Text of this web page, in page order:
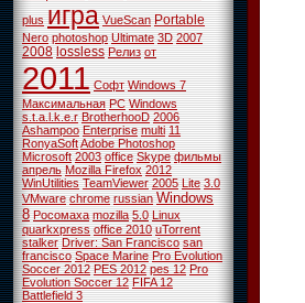
plus игра VueScan Portable
Nero photoshop Ultimate 3D 2007
2008 lossless Релиз от
2011 Софт Windows 7
Максимальная PC Windows
s.t.a.l.k.e.r BrotherhooD 2006
Ashampoo Enterprise multi 11
RonyaSoftAdobe Photoshop
Microsoft 2003 office Skype фильмы
апрель Mozilla Firefox 2012
WinUtilities TeamViewer 2005 Lite 3.0
VMware chrome russian Windows
8 Росомаха mozilla 5.0 Linux
quarkxpress office 2010 uTorrent
stalker Driver: San Francisco san
francisco Space Marine Pro Evolution
Soccer 2012 PES 2012 pes 12 Pro
Evolution Soccer 12 FIFA 12
Battlefield 3